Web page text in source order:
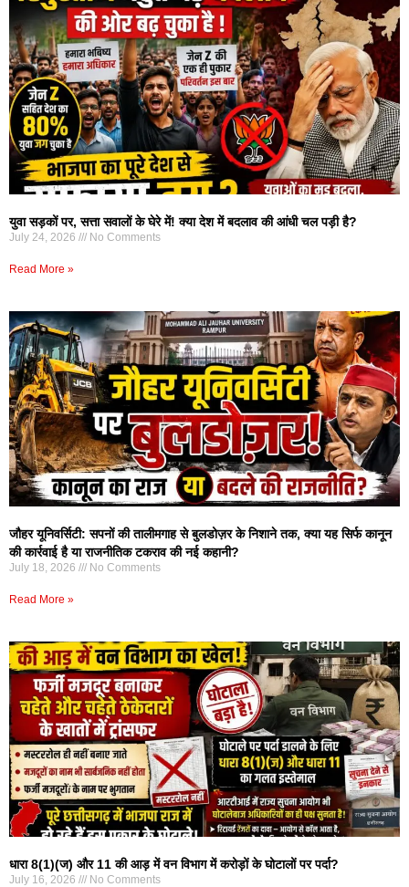
युवा सड़कों पर, सत्ता सवालों के घेरे में! क्या देश में बदलाव की आंधी चल पड़ी है?
July 24, 2026 No Comments
Read More »
जौहर यूनिवर्सिटी: सपनों की तालीमगाह से बुलडोज़र के निशाने तक, क्या यह सिर्फ कानून
की कार्रवाई है या राजनीतिक टकराव की नई कहानी?
July 18, 2026 No Comments
Read More »
धारा 8(1)(ज) और 11 की आड़ में वन विभाग में करोड़ों के घोटालों पर पर्दा?
July 16, 2026 No Comments